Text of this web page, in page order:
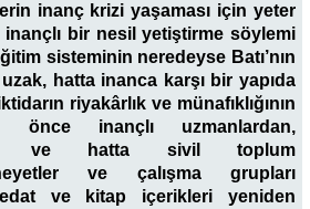
inanç krizi yaşaması için yeter
bir nesil yetiştirme söylemi
sisteminin neredeyse Batı’nın
hatta inanca karşı bir yapıda
riyakârlık ve münafıklığının
önce inançlı uzmanlardan,
ve hatta sivil toplum
ve çalışma grupları
ve kitap içerikleri yeniden